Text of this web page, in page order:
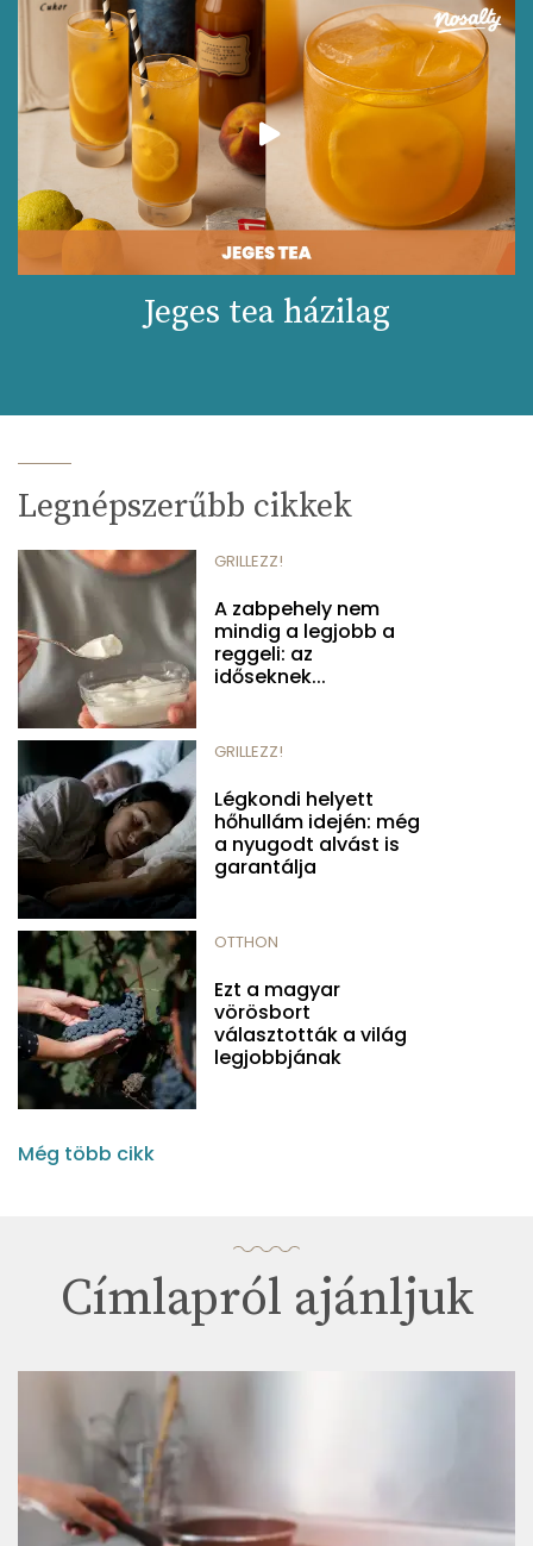
Jeges tea házilag
Legnépszerűbb cikkek
GRILLEZZ!
A zabpehely nem
mindig a legjobb a
reggeli: az
időseknek...
GRILLEZZ!
Légkondi helyett
hőhullám idején: még
a nyugodt alvást is
garantálja
OTTHON
Ezt a magyar
vörösbort
választották a világ
legjobbjának
Még több cikk
Címlapról ajánljuk